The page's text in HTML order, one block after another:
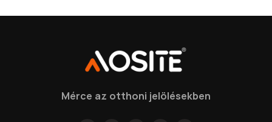
Mérce az otthoni jelölésekben